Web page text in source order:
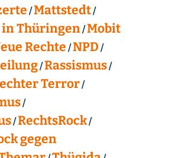
Mattstedt
in Thüringen Mobit
Rechte NPD
Rassismus
Terror
RechtsRock
gegen